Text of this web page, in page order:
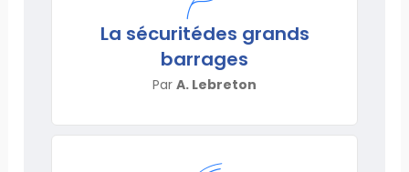
La sécuritédes grands
barrages
Par A. Lebreton